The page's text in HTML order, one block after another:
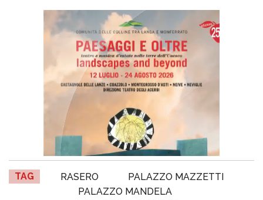
TAG RASERO
PALAZZO MAZZETTI
PALAZZO MANDELA